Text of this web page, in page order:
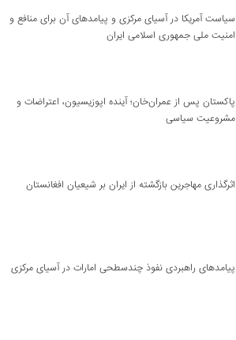
سیاست آمریکا در آسیای مرکزی و پیامدهای آن برای منافع و
امنیت ملی جمهوری اسلامی ایران
پاکستان پس از عمران‌خان؛ آینده اپوزیسیون، اعتراضات و
مشروعیت سیاسی
اثرگذاری مهاجرین بازگشته از ایران بر شیعیان افغانستان
پیامدهای راهبردی نفوذ چندسطحی امارات در آسیای مرکزی